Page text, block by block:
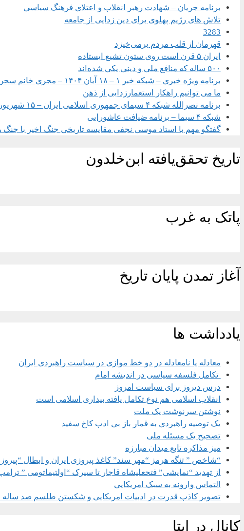
برنامه جریان – شهادت رهبر انقلاب و اعتلای فرهنگ سیاسی
تلاش های رژیم پهلوی برای دین زدایی از جامعه
3283
قهرمان از قلب مردم برمی‌خیزد
ایران ۵ قرن است روی ستون تشیع ایستاده
۵۰۰ ساله که منافع ملی و دینی یکی شده‌اند
برنامه ویژه خبری – شبکه خبر ۱ – ۱۸ آبان ۱۴۰۴ – مجری خانم سحر امامی
ما می توانیم راهکار استعمارزدایی از ذهن
برنامه نصرالله شبکه ۴ سیمای جمهوری اسلامی ایران – ۱۵ شهریور ۱۴۰۴
شبکه ۴ سیما – برنامه ضیافت عاشورایی
گفتگو مهم با استاد موسی نجفی مقایسه تاریخی جنگ اخیر با جنگ
تاریخ تحقق‌یافته ابن‌خلدون
پاتک به غرب
آغاز تمدن پایان تاریخ
یادداشت ها
معادله یا نامعادله در دو خط موازی در سیاست راهبردی ایران
تکامل فلسفه سیاسی در اندیشه امام
درس دیروز برای سیاست امروز
انقلاب اسلامی هم نوع تکامل یافته بیداری اسلامی است
نوشتن سرنوشت یک ملت
یک توصیه راهبردی به قمار باز بی ادب کاخ سفید
تصحیح یک مسئله ملی
میز مذاکره تابع میدان مبارزه
“شاخص ” تنگه هرمز “مهر سند” کاغذ پیروزی ایران و ابطال
از تهدید “نمایشی” فتحعلیشاه قاجار تا سیرک “اولتیماتومی ”
التماس وارونه به سبک امریکایی
تصویر کاذب قدرت در ادبیات امریکایی و شکستن طلسم صد
کانال در ایتا